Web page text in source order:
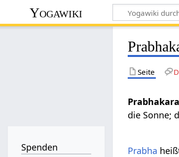
Yogawiki
Seite
Prabhakara
die Sonne;
Prabha
Spenden